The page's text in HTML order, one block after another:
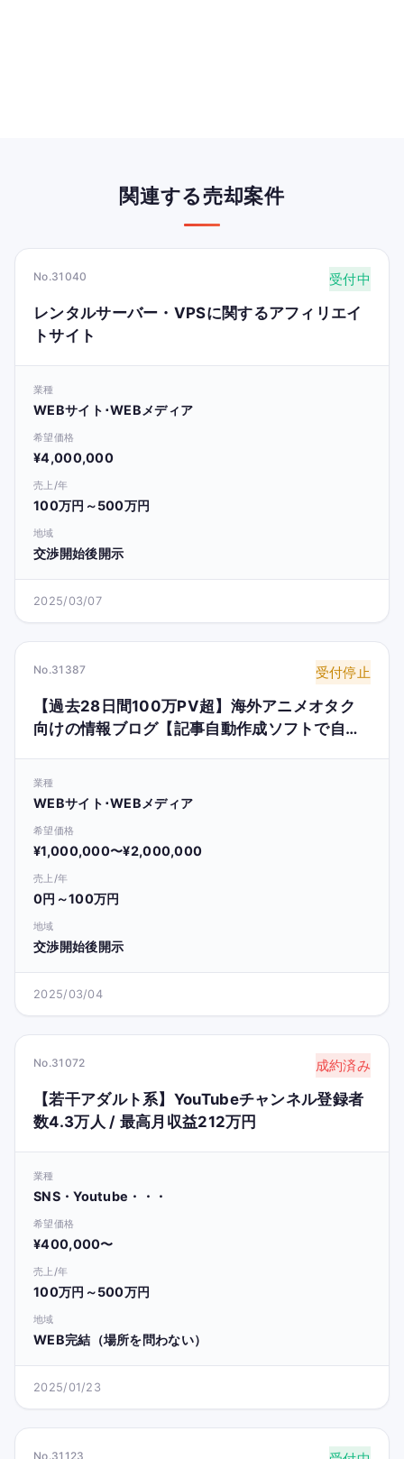
関連する売却案件
No.31040 受付中
レンタルサーバー・VPSに関するアフィリエイ
トサイト
業種
WEBサイト･WEBメディア
希望価格
¥4,000,000
売上/年
100万円～500万円
地域
交渉開始後開示
2025/03/07
No.31387 受付停止
【過去28日間100万PV超】海外アニメオタク
向けの情報ブログ【記事自動作成ソフトで自走
業種
WEBサイト･WEBメディア
希望価格
¥1,000,000〜¥2,000,000
売上/年
0円～100万円
地域
交渉開始後開示
2025/03/04
No.31072 成約済み
【若干アダルト系】YouTubeチャンネル登録者
数4.3万人 / 最高月収益212万円
業種
SNS・Youtube・・・
希望価格
¥400,000〜
売上/年
100万円～500万円
地域
WEB完結（場所を問わない）
2025/01/23
No.31123